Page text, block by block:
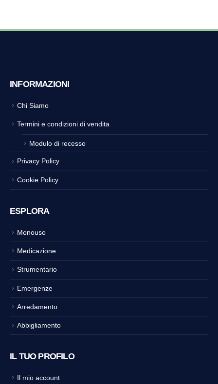
INFORMAZIONI
Chi Siamo
Termini e condizioni di vendita
Modulo di recesso
Privacy Policy
Cookie Policy
ESPLORA
Monouso
Medicazione
Strumentario
Emergenze
Arredamento
Abbigliamento
IL TUO PROFILO
Il mio account